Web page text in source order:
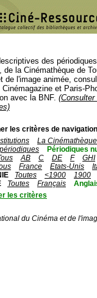
des
de la Cinémathèque de
de l'image animée,
Cinémagazine et Paris-
avec la BNF.
les critères de
La
Périodiques
AB C DE F
GHI
France Etats-Unis
Toutes <1900
1900
Toutes Français
les critères
du Cinéma et de